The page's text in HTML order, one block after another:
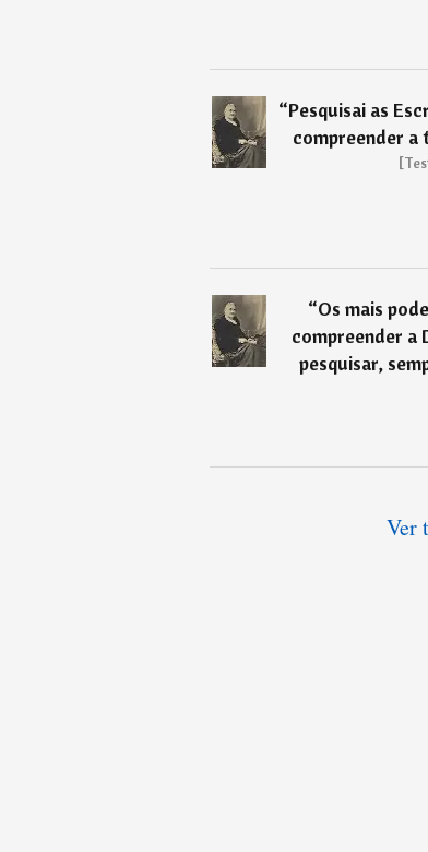
“Pesquisai as
compreender a
“Os mais
compreender a
pesquisar,
Ver